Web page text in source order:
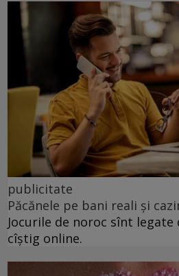
publicitate
Păcănele pe bani reali și
Jocurile de noroc sînt legate
cîștig online.